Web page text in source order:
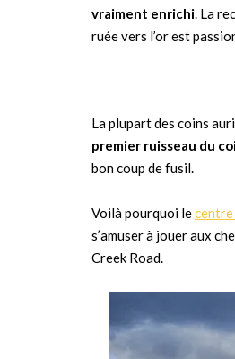
vraiment enrichi. La
ruée vers l’or est
La plupart des coins
premier ruisseau du
bon coup de fusil.
Voilà pourquoi lecentre
s’amuser à jouer aux
Creek Road.